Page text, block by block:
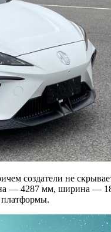
создатели не
— 4287 мм, ширина —
платформы.